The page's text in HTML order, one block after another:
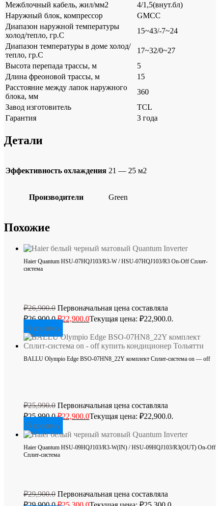
Межблочный кабель, жил/мм2
4/1,5(внут.бл)
Наружный блок, компрессор
GMCC
Диапазон наружной температуры
холод/тепло, гр.С
15~43/-7~24
Диапазон температуры в доме холод/
тепло, гр.С
17~32/0~27
Высота перепада трассы, м
5
Длина фреоновой трассы, м
15
Расстояние между лапок наружного
блока, мм
360
Завод изготовитель
TCL
Гарантия
3 года
Детали
Эффективность охлаждения 21 — 25 м2
Производители Green
Похожие
Haier Quantum HSU-07HQJ103/R3-W / HSU-07HQJ103/R3 On-Off Cплит-
система
₽26,900.0 Первоначальная цена составляла
₽26,900.0.₽22,900.0Текущая цена: ₽22,900.0.
В корзину
BALLU Olympio Edge BSO-07HN8_22Y комплект Сплит-система on — off
₽25,990.0 Первоначальная цена составляла
₽25,990.0.₽22,900.0Текущая цена: ₽22,900.0.
В корзину
Haier Quantum HSU-09HQJ103/R3-W(IN) / HSU-09HQJ103/R3(OUT) On-Off
Сплит-система
₽29,900.0 Первоначальная цена составляла